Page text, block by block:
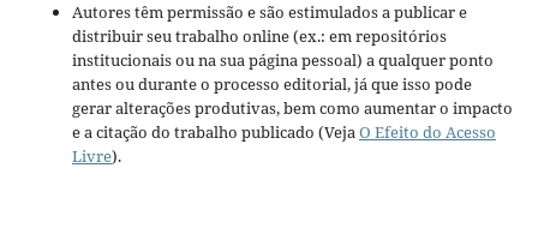
Autores têm permissão e são estimulados a publicar e
distribuir seu trabalho online (ex.: em repositórios
institucionais ou na sua página pessoal) a qualquer ponto
antes ou durante o processo editorial, já que isso pode
gerar alterações produtivas, bem como aumentar o impacto
e a citação do trabalho publicado (VejaO Efeito do Acesso
Livre).